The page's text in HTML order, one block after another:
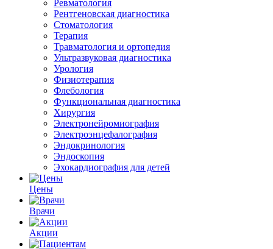
Ревматология
Рентгеновская диагностика
Стоматология
Терапия
Травматология и ортопедия
Ультразвуковая диагностика
Урология
Физиотерапия
Флебология
Функциональная диагностика
Хирургия
Электронейромиография
Электроэнцефалография
Эндокринология
Эндоскопия
Эхокардиография для детей
Цены
Врачи
Акции